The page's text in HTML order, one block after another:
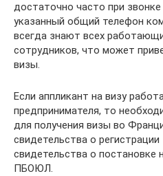
достаточно часто при
указанный общий телефон
всегда знают всех
сотрудников, что может
визы.
Если аппликант на визу
предпринимателя, то
для получения визы во
свидетельства о
свидетельства о постановке
ПБОЮЛ.